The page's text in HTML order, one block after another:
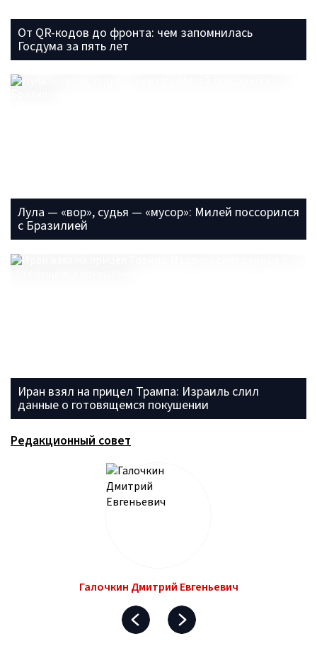
От QR-кодов до фронта: чем запомнилась
Госдума за пять лет
Лула — «вор», судья — «мусор»: Милей поссорился
с Бразилией
Иран взял на прицел Трампа: Израиль слил
данные о готовящемся покушении
Редакционный совет
Галочкин Дмитрий Евгеньевич